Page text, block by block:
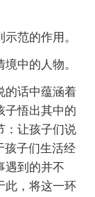
范的作用。
中的人物。
的话中蕴涵着
子悟出其中的
：让孩子们说
孩子们生活经
遇到的并不
此，将这一环